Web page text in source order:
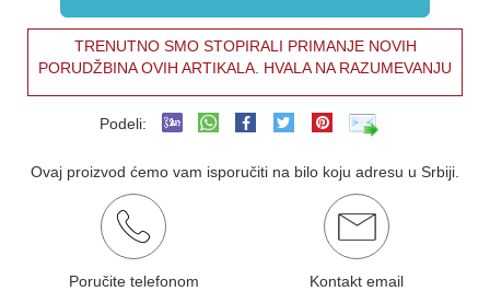
TRENUTNO SMO STOPIRALI PRIMANJE NOVIH
PORUDŽBINA OVIH ARTIKALA. HVALA NA RAZUMEVANJU
Podeli:
Ovaj proizvod ćemo vam isporučiti na bilo koju adresu u Srbiji.
Poručite telefonom
Kontakt email